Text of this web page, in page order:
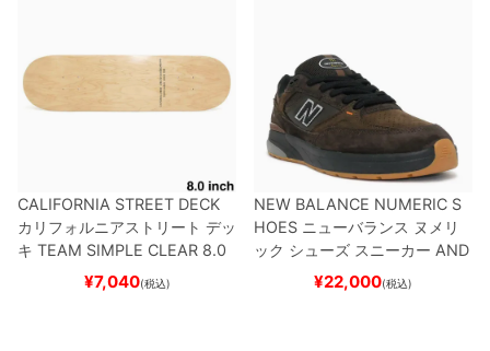
CALIFORNIA STREET DECK
カリフォルニアストリート デッ
キ TEAM SIMPLE CLEAR 8.0
ブランク（DSM）
ード スケボー
¥7,040(税込)
NEW BALANCE NUMERIC S
HOES ニューバランス ヌメリ
ック シューズ スニーカー AND
REW REYNOLDS 933
BROWN/BLACK
スケート
¥22,000(税込)